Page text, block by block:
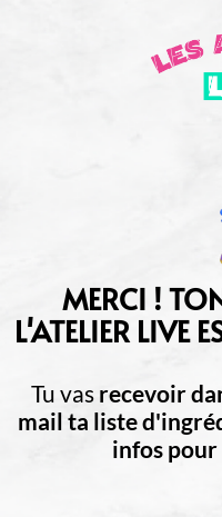
MERCI !
L'ATELIER LIVE
Tu vas recevoir
mail ta liste
infos pour